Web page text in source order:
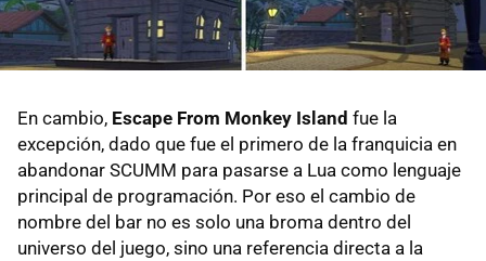
En cambio, Escape From Monkey Island fue la
excepción, dado que fue el primero de la franquicia en
abandonar SCUMM para pasarse a Lua como lenguaje
principal de programación. Por eso el cambio de
nombre del bar no es solo una broma dentro del
universo del juego, sino una referencia directa a la